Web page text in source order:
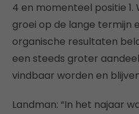
4 en momenteel positie
groei op de lange termijn
organische resultaten
een steeds groter
vindbaar worden en
Landman: “In het najaar